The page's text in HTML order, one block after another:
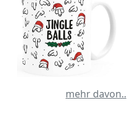
mehr davon..